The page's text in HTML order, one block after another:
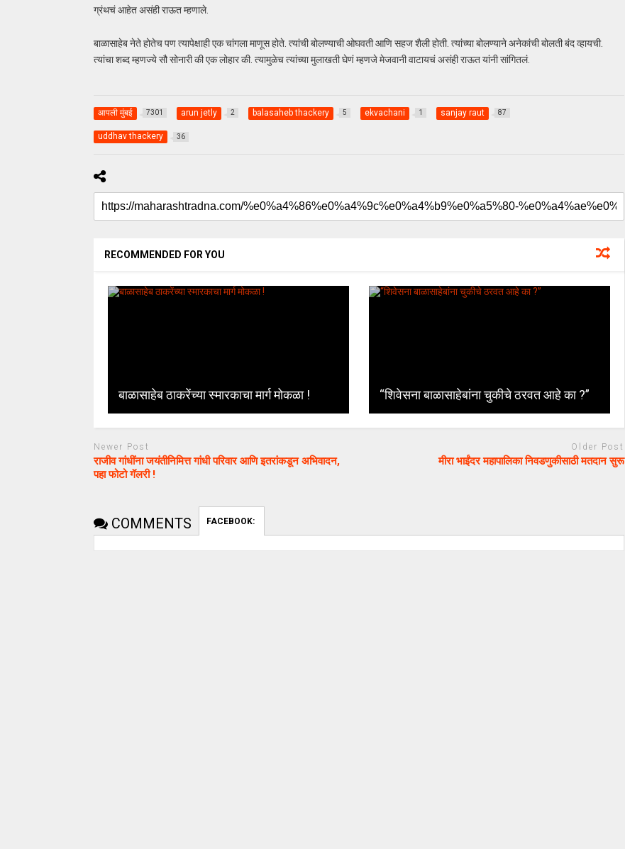
ग्रंथचं आहेत असंही राऊत म्हणाले.
बाळासाहेब नेते होतेच पण त्यापेक्षाही एक चांगला माणूस होते. त्यांची बोलण्याची ओघवती आणि सहज शैली होती. त्यांच्या बोलण्याने अनेकांची बोलती बंद व्हायची.
त्यांचा शब्द म्हणज्ये सौ सोनारी की एक लोहार की. त्यामुळेच त्यांच्या मुलाखती घेणं म्हणजे मेजवानी वाटायचं असंही राऊत यांनी सांगितलं.
आपली मुंबई 7301 arun jetly 2 balasaheb thackery 5 ekvachani 1 sanjay raut 87
uddhav thackery 36
RECOMMENDED FOR YOU
बाळासाहेब ठाकरेंच्या स्मारकाचा मार्ग मोकळा ! “शिवेसना बाळासाहेबांना चुकीचे ठरवत आहे का ?”
Newer Post
राजीव गांधींना जयंतीनिमित्त गांधी परिवार आणि इतरांकडून अभिवादन,
पहा फोटो गॅलरी !
Older Post
मीरा भाईंदर महापालिका निवडणुकीसाठी मतदान सुरू
COMMENTS FACEBOOK: